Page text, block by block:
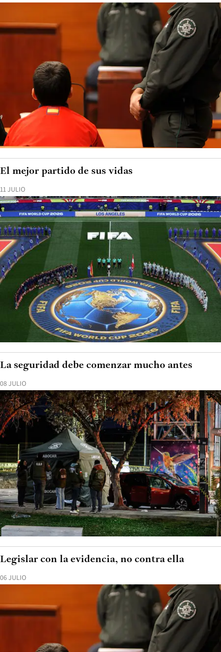
11 JULIO
El mejor partido de sus vidas
08 JULIO
La seguridad debe comenzar mucho antes
06 JULIO
Legislar con la evidencia, no contra ella